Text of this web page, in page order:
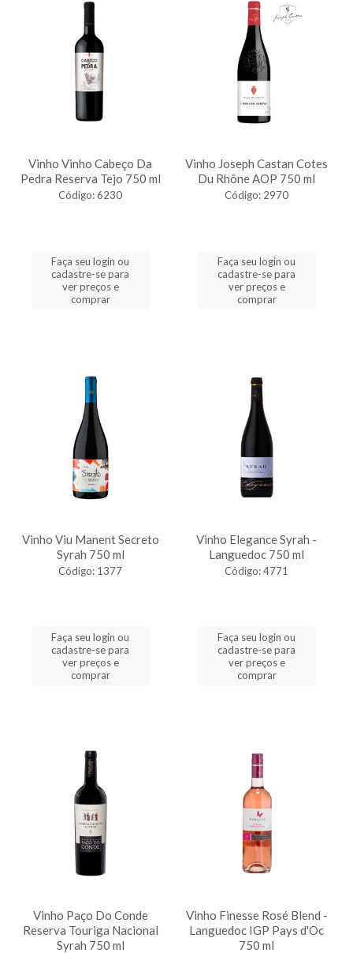
Vinho Vinho Cabeço Da
Pedra Reserva Tejo 750 ml
Código: 6230
Faça seu login ou
cadastre-se para
ver preços e
comprar
Vinho Joseph Castan Cotes
Du Rhône AOP 750 ml
Código: 2970
Faça seu login ou
cadastre-se para
ver preços e
comprar
Vinho Viu Manent Secreto
Syrah 750 ml
Código: 1377
Faça seu login ou
cadastre-se para
ver preços e
comprar
Vinho Elegance Syrah -
Languedoc 750 ml
Código: 4771
Faça seu login ou
cadastre-se para
ver preços e
comprar
Vinho Paço Do Conde
Reserva Touriga Nacional
Syrah 750 ml
Vinho Finesse Rosé Blend -
Languedoc IGP Pays d'Oc
750 ml